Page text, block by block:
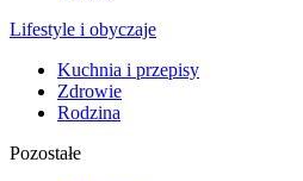
Lifestyle i obyczaje
Kuchnia i przepisy
Zdrowie
Rodzina
Pozostałe